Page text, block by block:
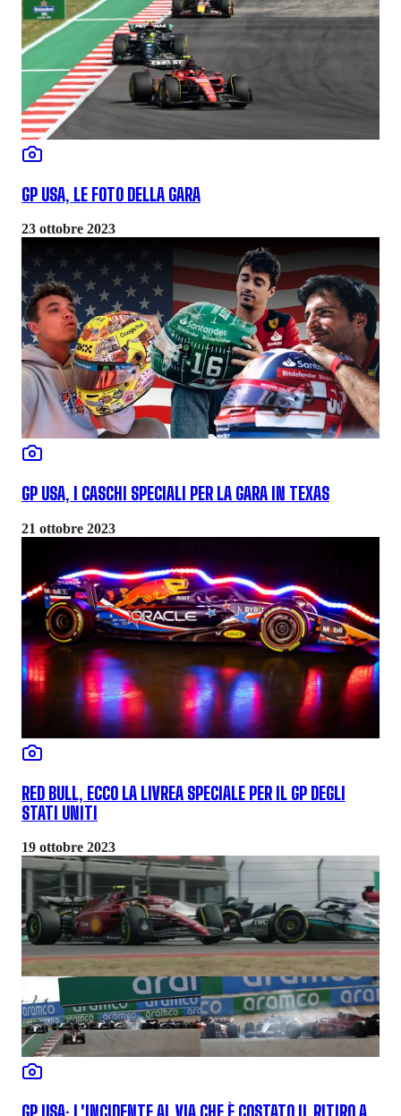
GP USA, LE FOTO DELLA GARA
23 ottobre 2023
GP USA, I CASCHI SPECIALI PER LA GARA IN TEXAS
21 ottobre 2023
RED BULL, ECCO LA LIVREA SPECIALE PER IL GP DEGLI
STATI UNITI
19 ottobre 2023